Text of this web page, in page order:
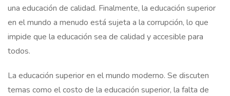
una educación de calidad. Finalmente, la educación superior
en el mundo a menudo está sujeta a la corrupción, lo que
impide que la educación sea de calidad y accesible para
todos.
La educación superior en el mundo moderno. Se discuten
temas como el costo de la educación superior, la falta de